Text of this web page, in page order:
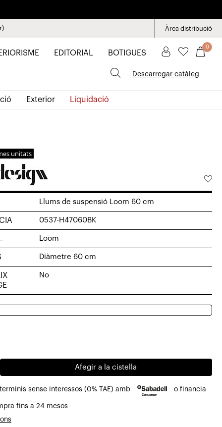
Àrea distribució
EDITORIAL BOTIGUES
0
Descarregar catàleg
Exterior Liquidació
unitats
Llums de suspensió Loom 60 cm
0537-H47060BK
Loom
Diàmetre 60 cm
No
Afegir a la cistella
sense interessos (0% TAE) amb o financia
fins a 24 mesos